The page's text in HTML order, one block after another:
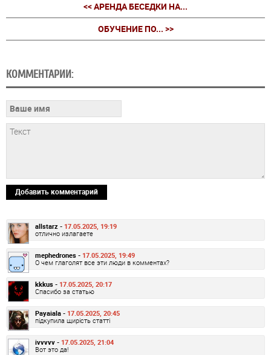
<< АРЕНДА БЕСЕДКИ НА...
ОБУЧЕНИЕ ПО... >>
КОММЕНТАРИИ:
Добавить комментарий
allstarz - 17.05.2025, 19:19
отлично излагаете
mephedrones - 17.05.2025, 19:49
О чем глаголят все эти люди в комментах?
kkkus - 17.05.2025, 20:17
Спасибо за статью
Payaiala - 17.05.2025, 20:45
підкупила щирість статті
ivvvvv - 17.05.2025, 21:04
Вот это да!